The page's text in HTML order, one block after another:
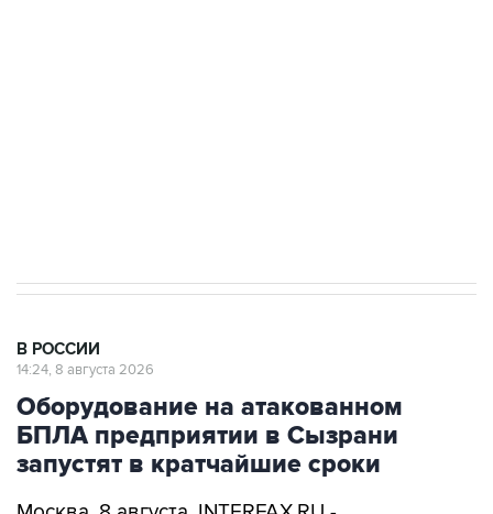
В РОССИИ
14:24, 8 августа 2026
Оборудование на атакованном
БПЛА предприятии в Сызрани
запустят в кратчайшие сроки